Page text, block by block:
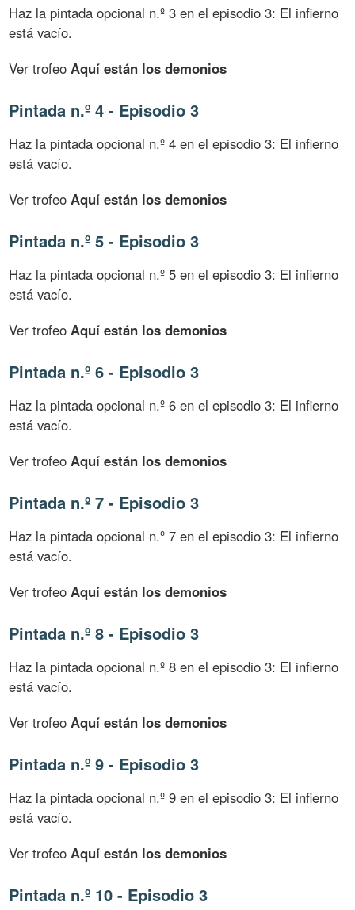
Haz la pintada opcional n.º 3 en el episodio 3: El infierno
está vacío.
Ver trofeoAquí están los demonios
Pintada n.º 4 - Episodio 3
Haz la pintada opcional n.º 4 en el episodio 3: El infierno
está vacío.
Ver trofeoAquí están los demonios
Pintada n.º 5 - Episodio 3
Haz la pintada opcional n.º 5 en el episodio 3: El infierno
está vacío.
Ver trofeoAquí están los demonios
Pintada n.º 6 - Episodio 3
Haz la pintada opcional n.º 6 en el episodio 3: El infierno
está vacío.
Ver trofeoAquí están los demonios
Pintada n.º 7 - Episodio 3
Haz la pintada opcional n.º 7 en el episodio 3: El infierno
está vacío.
Ver trofeoAquí están los demonios
Pintada n.º 8 - Episodio 3
Haz la pintada opcional n.º 8 en el episodio 3: El infierno
está vacío.
Ver trofeoAquí están los demonios
Pintada n.º 9 - Episodio 3
Haz la pintada opcional n.º 9 en el episodio 3: El infierno
está vacío.
Ver trofeoAquí están los demonios
Pintada n.º 10 - Episodio 3